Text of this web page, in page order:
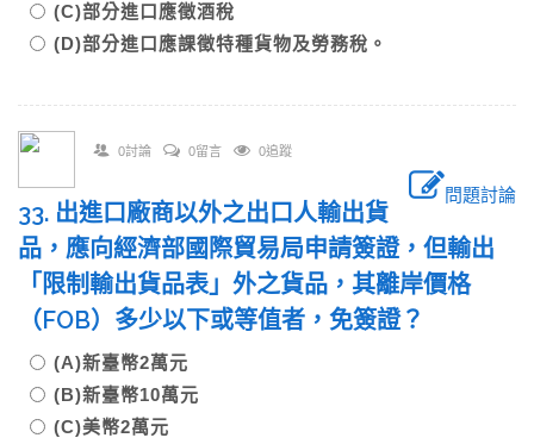
(C)部分進口應徵酒稅
(D)部分進口應課徵特種貨物及勞務稅。
0討論 0留言 0追蹤
問題討論
33. 出進口廠商以外之出口人輸出貨
品，應向經濟部國際貿易局申請簽證，但輸出
「限制輸出貨品表」外之貨品，其離岸價格
（FOB）多少以下或等值者，免簽證？
(A)新臺幣2萬元
(B)新臺幣10萬元
(C)美幣2萬元